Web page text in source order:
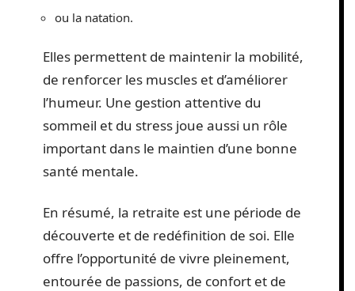
ou la natation.
Elles permettent de maintenir la mobilité,
de renforcer les muscles et d’améliorer
l’humeur. Une gestion attentive du
sommeil et du stress joue aussi un rôle
important dans le maintien d’une bonne
santé mentale.
En résumé, la retraite est une période de
découverte et de redéfinition de soi. Elle
offre l’opportunité de vivre pleinement,
entourée de passions, de confort et de